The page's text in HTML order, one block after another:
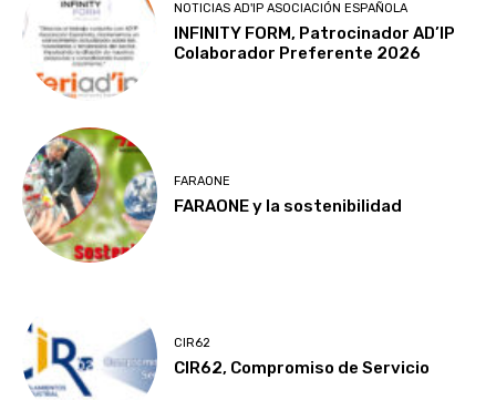
NOTICIAS AD'IP ASOCIACIÓN ESPAÑOLA
INFINITY FORM, Patrocinador AD’IP
Colaborador Preferente 2026
FARAONE
FARAONE y la sostenibilidad
CIR62
CIR62, Compromiso de Servicio